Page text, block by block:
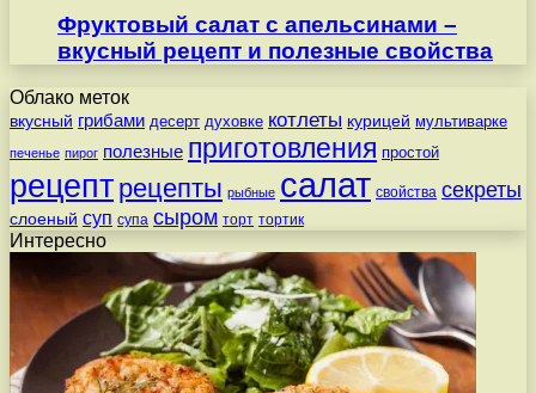
Фруктовый салат с апельсинами –
вкусный рецепт и полезные свойства
Облако меток
вкусный грибами десерт духовке котлеты курицей мультиварке
печенье пирог полезные приготовления простой
рецепт рецепты рыбные салат свойства секреты
слоеный суп супа сыром торт тортик
Интересно